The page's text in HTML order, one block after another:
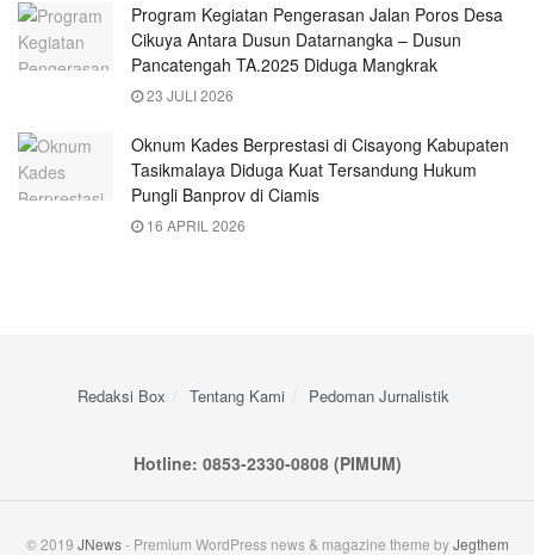
Program Kegiatan Pengerasan Jalan Poros Desa
Cikuya Antara Dusun Datarnangka – Dusun
Pancatengah TA.2025 Diduga Mangkrak
23 JULI 2026
Oknum Kades Berprestasi di Cisayong Kabupaten
Tasikmalaya Diduga Kuat Tersandung Hukum
Pungli Banprov di Ciamis
16 APRIL 2026
Redaksi Box Tentang Kami Pedoman Jurnalistik
Hotline: 0853-2330-0808 (PIMUM)
© 2019 JNews- Premium WordPress news & magazine theme byJegthem